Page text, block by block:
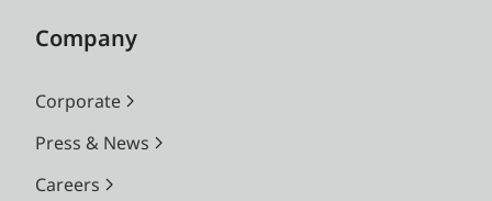
Company
Corporate
Press & News
Careers